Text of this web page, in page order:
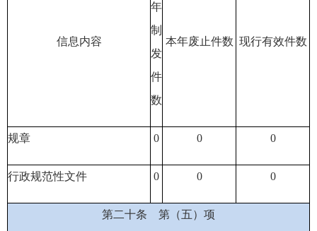
信息内容
年
制
发
件
数
本年废止件数 现行有效件数
规章 0 0 0
行政规范性文件 0 0 0
第二十条 第（五）项